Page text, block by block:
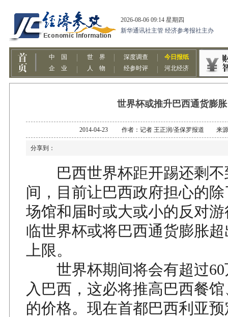
世界杯或推升巴西通货膨胀
2014-04-23 作者：记者 王正润/圣保罗报道 来源
分享到：
巴西世界杯距开踢还剩不
间，目前让巴西政府担心的
场馆和届时或大或小的反对
临世界杯或将巴西通货膨胀
上限。
世界杯期间将会有超过60
入巴西，这必将推高巴西餐
的价格。现在首都巴西利亚